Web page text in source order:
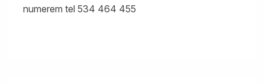
numerem tel 534 464 455